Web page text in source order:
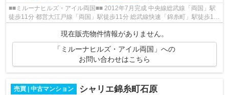
■■ミルーナヒルズ・アイル両国■■ 2012年7月完成 中央線総武線「両国」駅
徒歩11分 都営大江戸線「両国」駅徒歩11分 総武線快速「錦糸町」駅徒歩13
現在販売物件情報がありません。
「ミルーナヒルズ・アイル両国」への
お問い合わせはこちら
売買 | 中古マンション シャリエ錦糸町石原